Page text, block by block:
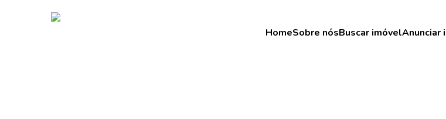
HomeSobre nósBuscar imóvelAnunciar